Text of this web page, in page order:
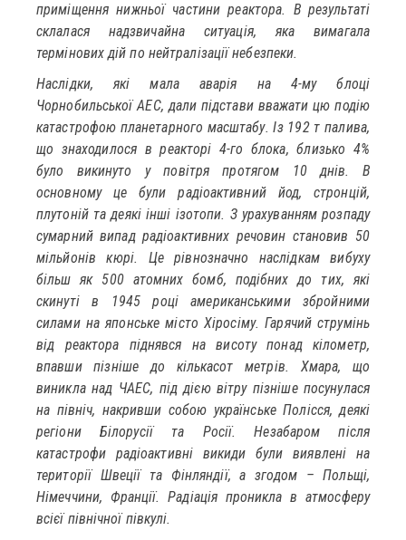
приміщення нижньої частини реактора. В результаті
склалася надзвичайна ситуація, яка вимагала
термінових дій по нейтралізації небезпеки.
Наслідки, які мала аварія на 4-му блоці
Чорнобильської АЕС, дали підстави вважати цю подію
катастрофою планетарного масштабу. Із 192 т палива,
що знаходилося в реакторі 4-го блока, близько 4%
було викинуто у повітря протягом 10 днів. В
основному це були радіоактивний йод, стронцій,
плутоній та деякі інші ізотопи. З урахуванням розпаду
сумарний випад радіоактивних речовин становив 50
мільйонів кюрі. Це рівнозначно наслідкам вибуху
більш як 500 атомних бомб, подібних до тих, які
скинуті в 1945 році американськими збройними
силами на японське місто Хіросіму. Гарячий струмінь
від реактора піднявся на висоту понад кілометр,
впавши пізніше до кількасот метрів. Хмара, що
виникла над ЧАЕС, під дією вітру пізніше посунулася
на північ, накривши собою українське Полісся, деякі
регіони Білорусії та Росії. Незабаром після
катастрофи радіоактивні викиди були виявлені на
території Швеції та Фінляндії, а згодом – Польщі,
Німеччини, Франції. Радіація проникла в атмосферу
всієї північної півкулі.